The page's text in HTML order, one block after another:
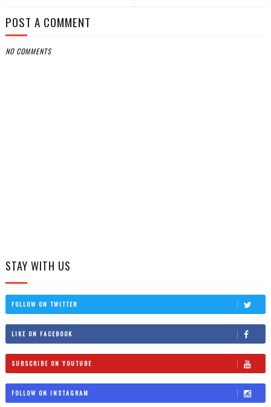
POST A COMMENT
NO COMMENTS
STAY WITH US
FOLLOW ON TWITTER
LIKE ON FACEBOOK
SUBSCRIBE ON YOUTUBE
FOLLOW ON INSTAGRAM